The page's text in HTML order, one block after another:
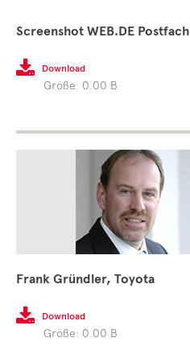
Screenshot WEB.DE Postfach
 Download
Größe: 0.00 B
Frank Gründler, Toyota
 Download
Größe: 0.00 B